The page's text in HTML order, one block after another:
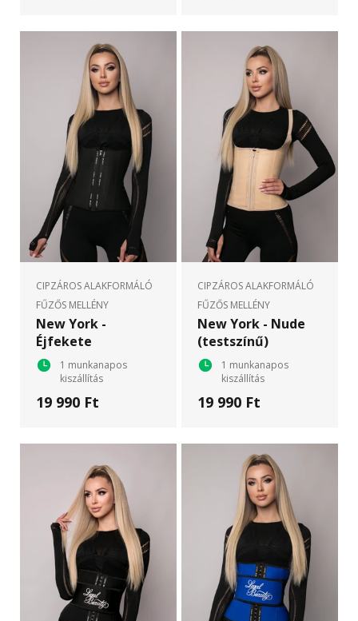
CIPZÁROS ALAKFORMÁLÓ
FŰZŐS MELLÉNY
New York -
Éjfekete
1 munkanapos
kiszállítás
19 990 Ft
CIPZÁROS ALAKFORMÁLÓ
FŰZŐS MELLÉNY
New York - Nude
(testszínű)
1 munkanapos
kiszállítás
19 990 Ft